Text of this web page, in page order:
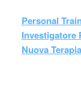
Personal
Investigatore
Nuova Terapia